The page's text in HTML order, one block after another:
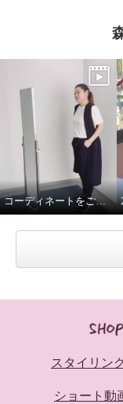
コーディネートをご紹介！
スタイリン
ショート動